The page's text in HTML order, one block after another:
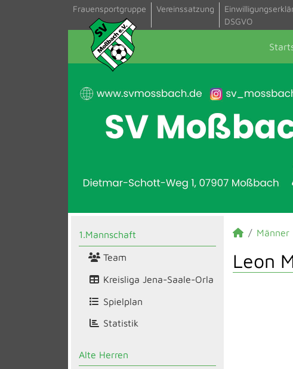
Frauensportgruppe Vereinssatzung
DSGVO
1.Mannschaft
Team
Kreisliga Jena-Saale-Orla
Spielplan
Statistik
Alte Herren
Männer
Leon